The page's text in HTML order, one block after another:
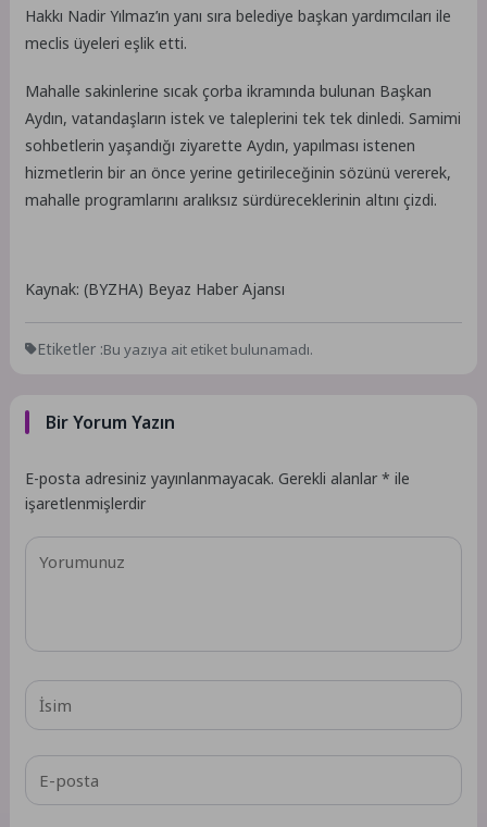
Hakkı Nadir Yılmaz’ın yanı sıra belediye başkan yardımcıları ile
meclis üyeleri eşlik etti.
Mahalle sakinlerine sıcak çorba ikramında bulunan Başkan
Aydın, vatandaşların istek ve taleplerini tek tek dinledi. Samimi
sohbetlerin yaşandığı ziyarette Aydın, yapılması istenen
hizmetlerin bir an önce yerine getirileceğinin sözünü vererek,
mahalle programlarını aralıksız sürdüreceklerinin altını çizdi.
Kaynak: (BYZHA) Beyaz Haber Ajansı
Etiketler :Bu yazıya ait etiket bulunamadı.
Bir Yorum Yazın
E-posta adresiniz yayınlanmayacak. Gerekli alanlar* ile
işaretlenmişlerdir